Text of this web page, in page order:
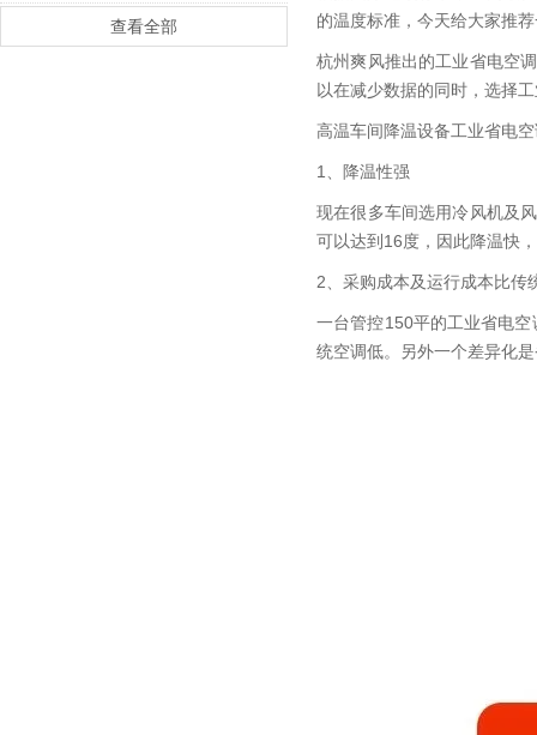
查看全部
的温度标准，今天给大家推
杭州爽风推出的工业省电空
以在减少数据的同时，选择
高温车间降温设备工业省电
1、降温性强
现在很多车间选用冷风机及
可以达到16度，因此降温快
2、采购成本及运行成本比传
一台管控150平的工业省电
统空调低。另外一个差异化